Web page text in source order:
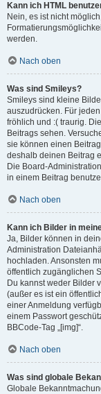
Kann ich HTML
Nein, es ist nicht
werden.
Nach oben
Was sind Smileys?
Smileys sind kleine
auszudrücken. Für
fröhlich und :( traurig.
Beitrags sehen.
sie können einen
deshalb deinen Beitrag
Die Board-
in einem Beitrag
Nach oben
Kann ich Bilder in
Ja, Bilder können in
Administration
hochladen. Ansonsten
öffentlich zugänglichen
Du kannst weder Bilder
(außer es ist ein
einer Anmeldung
einem Passwort
BBCode-Tag „[img]“.
Nach oben
Was sind globale
Globale